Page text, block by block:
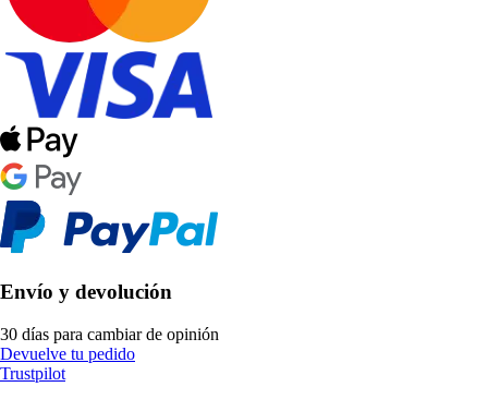
Envío y devolución
30 días para cambiar de opinión
Devuelve tu pedido
Trustpilot